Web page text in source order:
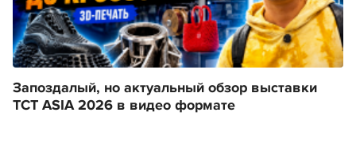
Запоздалый, но актуальный обзор выставки
TCT ASIA 2026 в видео формате